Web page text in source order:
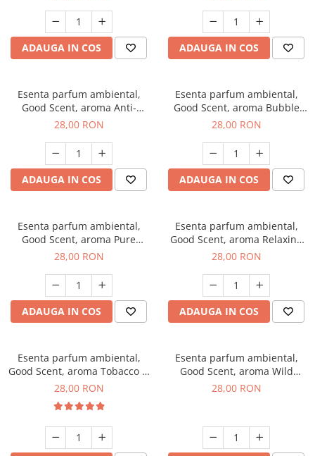
ADAUGA IN COS ADAUGA IN COS
Esenta parfum ambiental,
Good Scent, aroma Anti-
Tobacco, 20 g
28,00 RON
ADAUGA IN COS
Esenta parfum ambiental,
Good Scent, aroma Bubble
Gum, 20 g
28,00 RON
ADAUGA IN COS
Esenta parfum ambiental,
Good Scent, aroma Pure
White Musc, 20 g
28,00 RON
ADAUGA IN COS
Esenta parfum ambiental,
Good Scent, aroma Relaxing
Lavender, 20 g
28,00 RON
ADAUGA IN COS
Esenta parfum ambiental,
Good Scent, aroma Tobacco &
Vanilla, 20 g
28,00 RON
Esenta parfum ambiental,
Good Scent, aroma Wild
Sailor, 20 g
28,00 RON